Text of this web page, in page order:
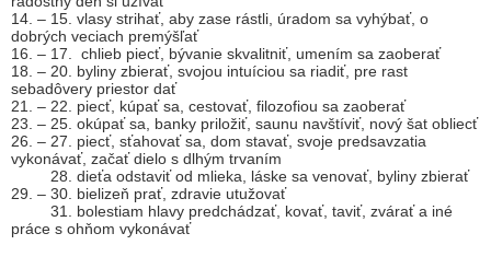
14. – 15. vlasy strihať, aby zase rástli, úradom sa vyhýbať, o
dobrých veciach premýšľať
16. – 17. chlieb piecť, bývanie skvalitniť, umením sa zaoberať
18. – 20. byliny zbierať, svojou intuíciou sa riadiť, pre rast
sebadôvery priestor dať
21. – 22. piecť, kúpať sa, cestovať, filozofiou sa zaoberať
23. – 25. okúpať sa, banky priložiť, saunu navštíviť, nový šat obliecť
26. – 27. piecť, sťahovať sa, dom stavať, svoje predsavzatia
vykonávať, začať dielo s dlhým trvaním
28. dieťa odstaviť od mlieka, láske sa venovať, byliny zbierať
29. – 30. bielizeň prať, zdravie utužovať
31. bolestiam hlavy predchádzať, kovať, taviť, zvárať a iné
práce s ohňom vykonávať